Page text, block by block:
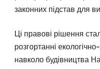
законних підстав для
Ці правові рішення
розгортанні
навколо будівництва